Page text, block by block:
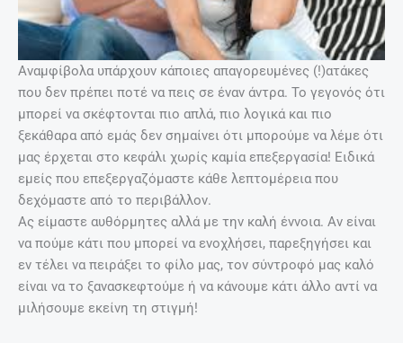
Αναμφίβολα υπάρχουν κάποιες απαγορευμένες (!)ατάκες
που δεν πρέπει ποτέ να πεις σε έναν άντρα. Το γεγονός ότι
μπορεί να σκέφτονται πιο απλά, πιο λογικά και πιο
ξεκάθαρα από εμάς δεν σημαίνει ότι μπορούμε να λέμε ότι
μας έρχεται στο κεφάλι χωρίς καμία επεξεργασία! Ειδικά
εμείς που επεξεργαζόμαστε κάθε λεπτομέρεια που
δεχόμαστε από το περιβάλλον.
Ας είμαστε αυθόρμητες αλλά με την καλή έννοια. Αν είναι
να πούμε κάτι που μπορεί να ενοχλήσει, παρεξηγήσει και
εν τέλει να πειράξει το φίλο μας, τον σύντροφό μας καλό
είναι να το ξανασκεφτούμε ή να κάνουμε κάτι άλλο αντί να
μιλήσουμε εκείνη τη στιγμή!